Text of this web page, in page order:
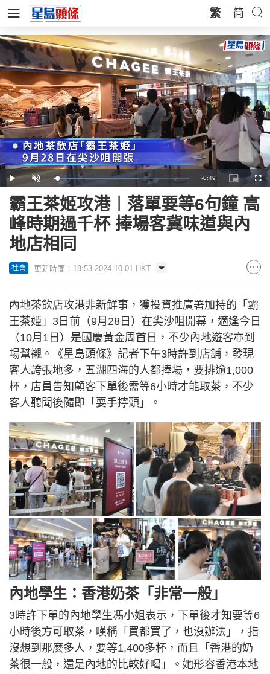
繁 简
Play Unmute Loaded:
62.83%
Remaining
Time
-0:49
Picture-
in-
霸王茶姬攻港︱落單要等6句鐘 高
峰時期過千杯 捧場客冀味道與內
地店相同
社會 更新時間：18:53 2024-10-01 HKT
內地茶飲店攻港非新鮮事，獲投資推廣署加持的「霸
王茶姫」3日前（9月28日）在尖沙咀開幕，適逢今日
（10月1日）是國慶黃金周首日，不少內地遊客亦到
場幫襯。《星島頭條》記者下午3時許到店舖，發現
客人誇張地多，五湖四海的人都捧場，要排逾1,000
杯，店員告知顧客下單後需等6小時才能取茶，不少
客人聽聞後隨即「耍手擰頭」。
內地學生：香港奶茶「非常一般」
3時許下單的內地學生馮小姐表示，下單後才知要等6
小時後方可取茶，嘆稱「買都買了，也沒辦法」，指
沒想到那麼多人，要等1,400多杯，而且「香港的奶
茶很一般，還是內地的比較好喝」。她形容香港本地